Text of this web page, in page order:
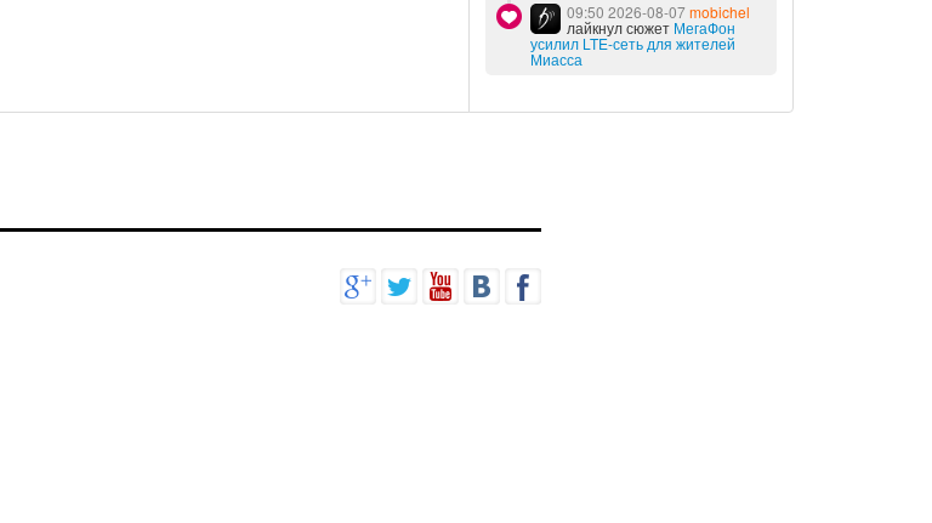
09:50 2026-08-07mobichel
лайкнул сюжет МегаФон
усилил LTE-сеть для жителей
Миасса